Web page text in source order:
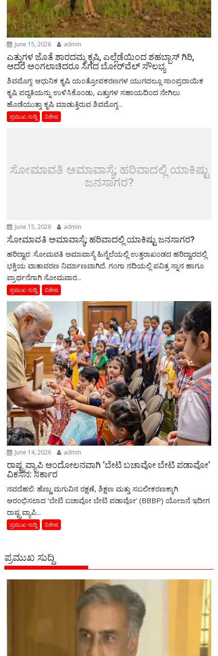
June 15, 2026 admin
ಎತ್ತುಗಳ ಜೊತೆ ಶಾರದಮ್ಮ ಕೃಷಿ, ಎಲ್ಲೆಡೆಯಿಂದ ಶಹಬ್ಬಾಸ್ ಗಿರಿ,
ಆದರೆ ಅಂಗಲಾಚಿದರೂ ಸಿಗದ ಬೋರ್‌ವೆಲ್ ಸೌಲಭ್ಯ
ಶಿವಮೊಗ್ಗ: ಆಧುನಿಕ ಕೃಷಿ ಯಂತ್ರೋಪಕರಣಗಳ ಯುಗದಲ್ಲೂ ಸಾಂಪ್ರದಾಯಿಕ
ಕೃಷಿ ಪದ್ಧತಿಯನ್ನು ಉಳಿಸಿಕೊಂಡು, ಎತ್ತುಗಳ ಸಹಾಯದಿಂದ ನೇಗಿಲು
ಹೊಡೆಯುತ್ತಾ ಕೃಷಿ ಮಾಡುತ್ತಿರುವ ಶಿವಮೊಗ್ಗ...
ಪ್ರಮುಖ ಸುದ್ದಿ ವಿಶೇಷ
ಸೋಮಾವತಿ ಅಮಾವಾಸ್ಯೆ; ಹರಿವಾದಲ್ಲಿ ಯಾಕಿಷ್ಟು
ಜನಸಾಗರ?
June 15, 2026 admin
ಸೋಮಾವತಿ ಅಮಾವಾಸ್ಯೆ; ಹರಿವಾದಲ್ಲಿ ಯಾಕಿಷ್ಟು ಜನಸಾಗರ?
ಹರಿದ್ವಾರ: ಸೋಮವತಿ ಅಮಾವಾಸ್ಯೆ ಹಿನ್ನೆಲೆಯಲ್ಲಿ ಉತ್ತರಾಖಂಡದ ಹರಿದ್ವಾರದಲ್ಲಿ
ಭಕ್ತಿಯ ವಾತಾವರಣ ನಿರ್ಮಾಣವಾಗಿದೆ. ಗಂಗಾ ನದಿಯಲ್ಲಿ ಪವಿತ್ರ ಸ್ನಾನ ಹಾಗೂ
ಪ್ರಾರ್ಥನೆಗಾಗಿ ಸೋಮವಾರ...
ಪ್ರಮುಖ ಸುದ್ದಿ ವಿಶೇಷ
June 14, 2026 admin
ರಾಷ್ಟ್ರವ್ಯಾಪಿ ಆಂದೋಲನವಾಗಿ ‘ಬೇಟಿ ಬಚಾವೋ ಬೇಟಿ ಪಡಾವೋ’
ವಿಕಸನ: ಸರ್ಕಾರ
ನವದೆಹಲಿ: ಹೆಣ್ಣು ಮಗುವಿನ ರಕ್ಷಣೆ, ಶಿಕ್ಷಣ ಮತ್ತು ಸಬಲೀಕರಣಕ್ಕಾಗಿ
ಆರಂಭಿಸಲಾದ ‘ಬೇಟಿ ಬಚಾವೋ ಬೇಟಿ ಪಡಾವೋ’ (BBBP) ಯೋಜನೆ ಇದೀಗ
ರಾಷ್ಟ್ರವ್ಯಾಪಿ...
ಪ್ರಮುಖ ಸುದ್ದಿ ವಿಶೇಷ
ಪ್ರಮುಖ ಸುದ್ದಿ